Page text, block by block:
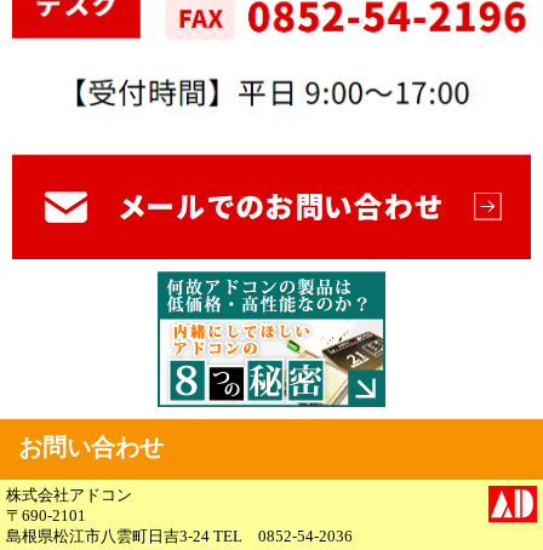
お問い合わせ
株式会社アドコン
〒690-2101
島根県松江市八雲町日吉3-24 TEL 0852-54-2036